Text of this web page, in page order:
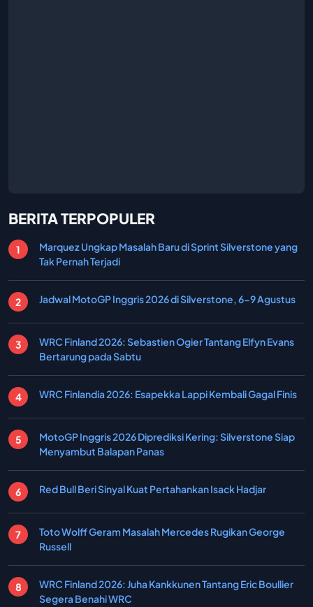
BERITA TERPOPULER
Marquez Ungkap Masalah Baru di Sprint Silverstone yang
Tak Pernah Terjadi
Jadwal MotoGP Inggris 2026 di Silverstone, 6-9 Agustus
WRC Finland 2026: Sebastien Ogier Tantang Elfyn Evans
Bertarung pada Sabtu
WRC Finlandia 2026: Esapekka Lappi Kembali Gagal Finis
MotoGP Inggris 2026 Diprediksi Kering: Silverstone Siap
Menyambut Balapan Panas
Red Bull Beri Sinyal Kuat Pertahankan Isack Hadjar
Toto Wolff Geram Masalah Mercedes Rugikan George
Russell
WRC Finland 2026: Juha Kankkunen Tantang Eric Boullier
Segera Benahi WRC